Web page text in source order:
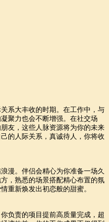
系大丰收的时期。在工作中，与
聚力也会不断增强。在社交场
友，这些人脉资源将为你的未来
的人际关系，真诚待人，你将收
漫。伴侣会精心为你准备一场久
，熟悉的场景搭配精心布置的氛
重新焕发出初恋般的甜蜜。
负责的项目提前高质量完成，超